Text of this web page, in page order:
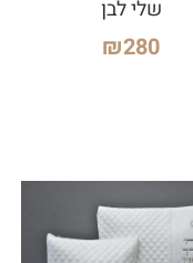
שלי לבן
₪280